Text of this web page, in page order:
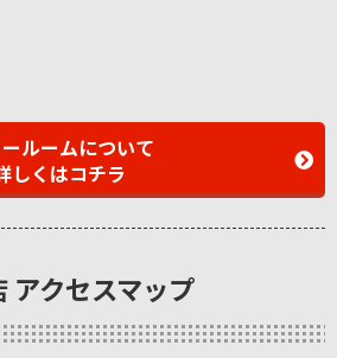
ルームについて
しくはコチラ
アクセスマップ